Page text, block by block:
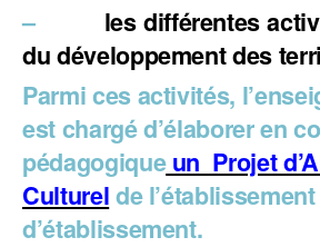
–
les différentes
du développement des
Parmi ces activités,
est chargé d’élaborer en
pédagogiqueun Projet
Culturelde
d’établissement.